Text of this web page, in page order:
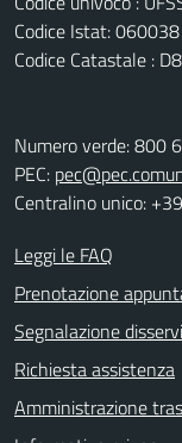
Codice Istat: 060038
Codice Catastale :
Numero verde: 800
PEC:
Centralino unico:
Leggi le FAQ
Prenotazione
Segnalazione
Richiesta assistenza
Amministrazione